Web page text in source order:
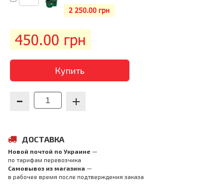
2 250.00 грн
450.00 грн
Купить
ДОСТАВКА
Новой почтой по Украине —
по тарифам перевозчика
Самовывоз из магазина —
в рабочее время после подтверждения заказа